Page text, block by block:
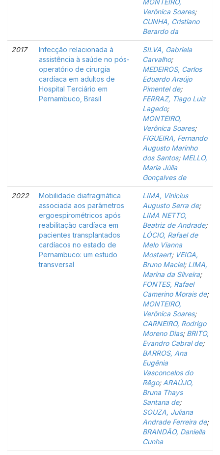
MONTEIRO,
Verônica Soares;
CUNHA, Cristiano
Berardo da
2017
Infecção relacionada à
assistência à saúde no pós-
operatório de cirurgia
cardíaca em adultos de
Hospital Terciário em
Pernambuco, Brasil
SILVA, Gabriela
Carvalho;
MEDEIROS, Carlos
Eduardo Araújo
Pimentel de;
FERRAZ, Tiago Luiz
Lagedo;
MONTEIRO,
Verônica Soares;
FIGUEIRA, Fernando
Augusto Marinho
dos Santos; MELLO,
Maria Júlia
Gonçalves de
2022
Mobilidade diafragmática
associada aos parâmetros
ergoespirométricos após
reabilitação cardíaca em
pacientes transplantados
cardíacos no estado de
Pernambuco: um estudo
transversal
LIMA, Vinicius
Augusto Serra de;
LIMA NETTO,
Beatriz de Andrade;
LÓCIO, Rafael de
Melo Vianna
Mostaert; VEIGA,
Bruno Maciel; LIMA,
Marina da Silveira;
FONTES, Rafael
Camerino Morais de;
MONTEIRO,
Verônica Soares;
CARNEIRO, Rodrigo
Moreno Dias; BRITO,
Evandro Cabral de;
BARROS, Ana
Eugênia
Vasconcelos do
Rêgo; ARAÚJO,
Bruna Thays
Santana de;
SOUZA, Juliana
Andrade Ferreira de;
BRANDÃO, Daniella
Cunha